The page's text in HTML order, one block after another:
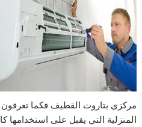
مركزى بتاروت القطيف فكما
المنزلية التي يقبل على استخدامها